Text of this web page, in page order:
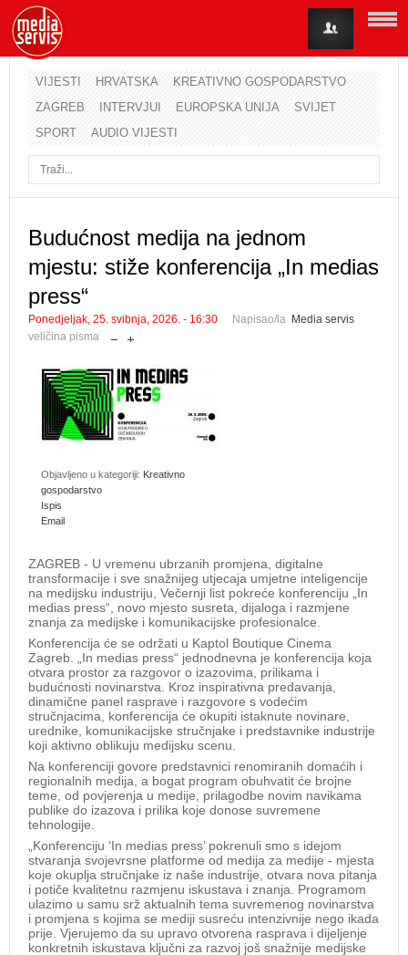
VIJESTI HRVATSKA
KREATIVNO GOSPODARSTVO
ZAGREB
INTERVJUI EUROPSKA UNIJA
SVIJET
SPORT
AUDIO VIJESTI
Budućnost medija na jednom
mjestu: stiže konferencija „In medias
press“
Ponedjeljak, 25. svibnja, 2026. - 16:30 Napisao/la Media servis
veličina pisma
Objavljeno u kategoriji: Kreativno
gospodarstvo
Ispis
Email
ZAGREB - U vremenu ubrzanih promjena, digitalne
transformacije i sve snažnijeg utjecaja umjetne inteligencije
na medijsku industriju, Večernji list pokreće konferenciju „In
medias press“, novo mjesto susreta, dijaloga i razmjene
znanja za medijske i komunikacijske profesionalce.
Konferencija će se održati u Kaptol Boutique Cinema
Zagreb. „In medias press“ jednodnevna je konferencija koja
otvara prostor za razgovor o izazovima, prilikama i
budućnosti novinarstva. Kroz inspirativna predavanja,
dinamične panel rasprave i razgovore s vodećim
stručnjacima, konferencija će okupiti istaknute novinare,
urednike, komunikacijske stručnjake i predstavnike industrije
koji aktivno oblikuju medijsku scenu.
Na konferenciji govore predstavnici renomiranih domaćih i
regionalnih medija, a bogat program obuhvatit će brojne
teme, od povjerenja u medije, prilagodbe novim navikama
publike do izazova i prilika koje donose suvremene
tehnologije.
„Konferenciju ‘In medias press’ pokrenuli smo s idejom
stvaranja svojevrsne platforme od medija za medije - mjesta
koje okuplja stručnjake iz naše industrije, otvara nova pitanja
i potiče kvalitetnu razmjenu iskustava i znanja. Programom
ulazimo u samu srž aktualnih tema suvremenog novinarstva
i promjena s kojima se mediji susreću intenzivnije nego ikada
prije. Vjerujemo da su upravo otvorena rasprava i dijeljenje
konkretnih iskustava ključni za razvoj još snažnije medijske
Korisničko ime
Lozinka
Zaboravili ste korisničko ime?